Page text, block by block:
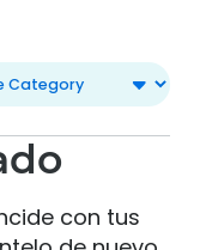
con tus